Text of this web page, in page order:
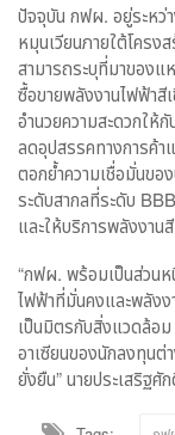
ปัจจุบัน กฟผ. อยู่ระหว่
หมุนเวียนภายใต้โครง
สามารถระบุที่มาของแ
ซื้อขายพลังงานไฟฟ้าสี
อำนวยความสะดวกให้
ลดอุปสรรคทางการค้า
ตอกย้ำความเชื่อมั่นขอ
ระดับสากลที่ระดับ
และให้บริการพลังงาน
“กฟผ. พร้อมเป็นส่วน
ไฟฟ้าที่มั่นคงและพลัง
เป็นมิตรกับสิ่งแวดล้อม
อาเซียนของนักลงทุนต่
ยั่งยืน” นายประเสริฐศั